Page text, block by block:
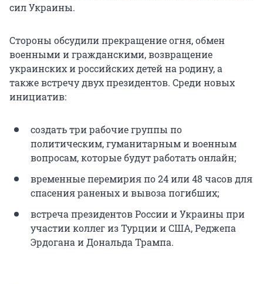
сил Украины.
Стороны обсудили прекращение огня, обмен
военными и гражданскими, возвращение
украинских и российских детей на родину, а
также встречу двух президентов. Среди новых
инициатив:
создать три рабочие группы по
политическим, гуманитарным и военным
вопросам, которые будут работать онлайн;
временные перемирия по 24 или 48 часов для
спасения раненых и вывоза погибших;
встреча президентов России и Украины при
участии коллег из Турции и США, Реджепа
Эрдогана и Дональда Трампа.